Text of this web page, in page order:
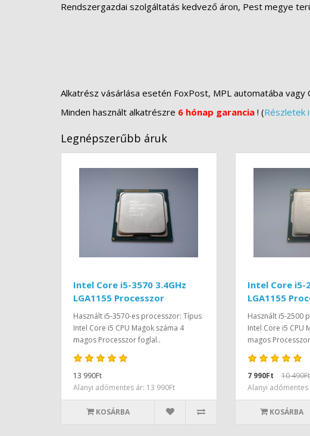
Rendszergazdai szolgáltatás kedvező áron, Pest megye
Alkatrész vásárlása esetén FoxPost, MPL automatába
Minden használt alkatrészre 6 hónap garancia ! (Részletek
Legnépszerűbb áruk
Intel Core i5-3570 3.4GHz
LGA1155 Processzor
Használt i5-3570-es processzor: Típus
Intel Core i5 CPU Magok száma 4
magos Processzor foglal..
13 990Ft
Alanyi adómentes ár: 13 990Ft
KOSÁRBA
Intel Core i5-
LGA1155
Használt i5-2500
Intel Core i5 CPU
magos
7 990Ft
10 490Ft
Alanyi adómentes
KOSÁRBA